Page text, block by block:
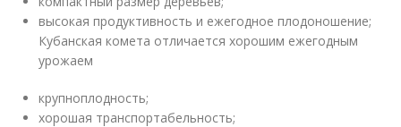
высокая продуктивность и ежегодное плодоношение;
Кубанская комета отличается хорошим ежегодным
урожаем
крупноплодность;
хорошая транспортабельность;